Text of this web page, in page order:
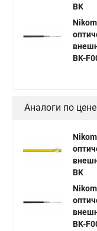
BK
BK-
Аналоги по цене
BK
BK-